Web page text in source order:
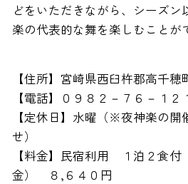
どをいただきながら、シーズ
楽の代表的な舞を楽しむことが
【住所】宮崎県西臼杵郡高千穂
【電話】０９８２－７６－１２
【定休日】水曜（※夜神楽の開
せ）
【料金】民宿利用 １泊２食付
金） ８,６４０円